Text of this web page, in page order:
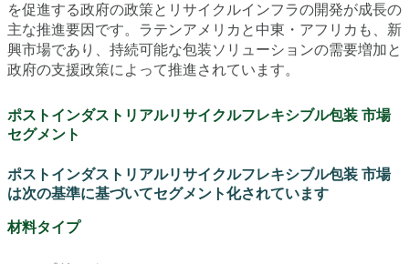
を促進する政府の政策とリサイクルインフラの開発が成長の
主な推進要因です。ラテンアメリカと中東・アフリカも、新
興市場であり、持続可能な包装ソリューションの需要増加と
政府の支援政策によって推進されています。
ポストインダストリアルリサイクルフレキシブル包装 市場
セグメント
ポストインダストリアルリサイクルフレキシブル包装 市場
は次の基準に基づいてセグメント化されています
材料タイプ